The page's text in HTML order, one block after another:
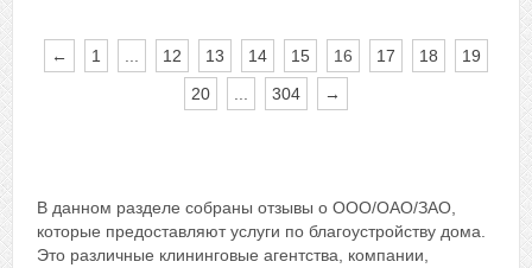
← 1 12 13 14 15 16 17 18
19
20
304 →
В данном разделе собраны отзывы о ООО/ОАО/ЗАО,
которые предоставляют услуги по благоустройству дома.
Это различные клининговые агентства, компании,